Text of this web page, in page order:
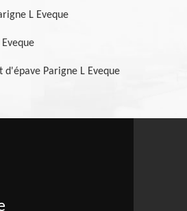
L Eveque
d'épave Parigne L Eveque